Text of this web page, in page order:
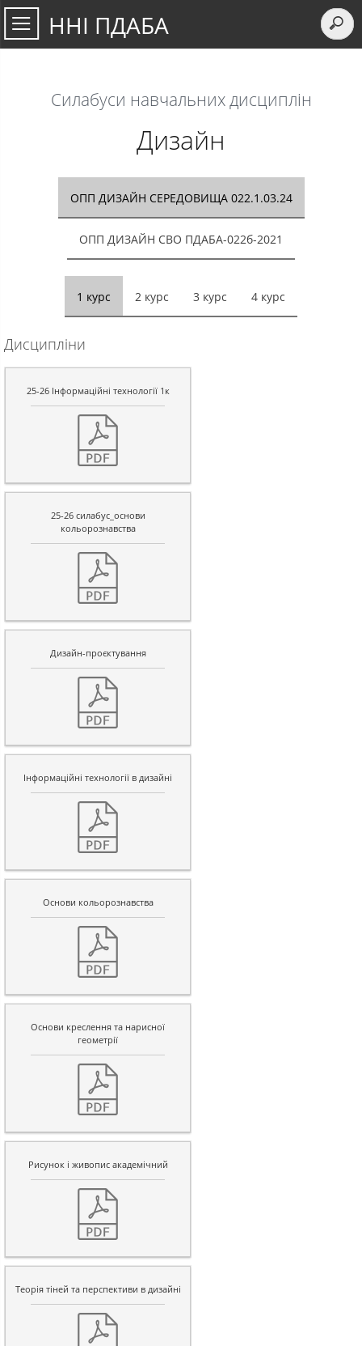
ННІ ПДАБА
Силабуси навчальних дисциплiн
Дизайн
ОПП ДИЗАЙН СЕРЕДОВИЩА 022.1.03.24
ОПП ДИЗАЙН СВО ПДАБА-022б-2021
1 курс 2 курс 3 курс 4 курс
Дисципліни
25-26 Інформаційні технології 1к
25-26 силабус_основи
кольорознавства
Дизайн-проєктування
Інформаційні технології в дизайні
Основи кольорознавства
Основи креслення та нарисної
геометрії
Рисунок і живопис академічний
Теорія тіней та перспективи в дизайні